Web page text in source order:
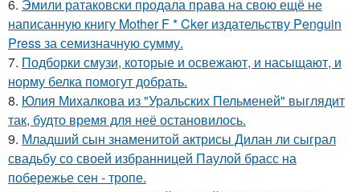
6. Эмили ратаковски продала права на свою ещё не
написанную книгу Mother F * Cker издательству Penguin
Press за семизначную сумму.
7. Подборки смузи, которые и освежают, и насыщают, и
норму белка помогут добрать.
8. Юлия Михалкова из "Уральских Пельменей" выглядит
так, будто время для неё остановилось.
9. Младший сын знаменитой актрисы Дилан ли сыграл
свадьбу со своей избранницей Паулой брасс на
побережье сен - тропе.